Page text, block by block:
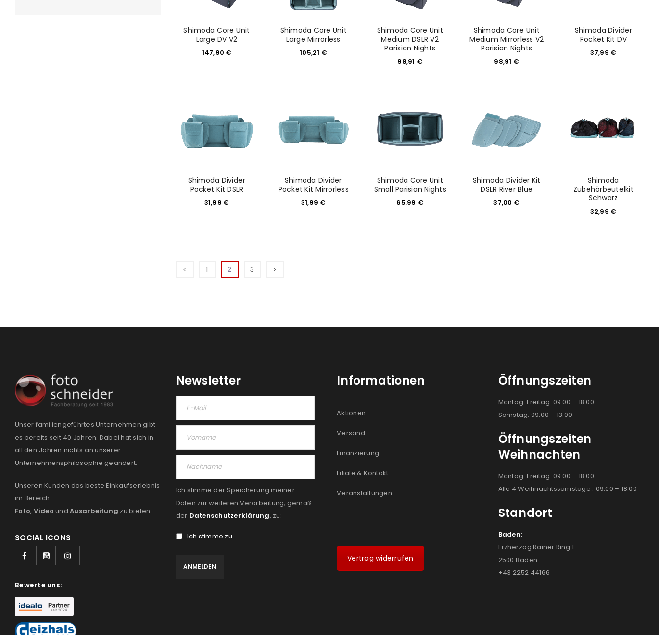
Ja, ich möchte ein Kundenkonto eröffnen und akzeptiere die
REGISTRIEREN
Shimoda Core Unit
Large DV V2
147,90 €
Shimoda Core Unit
Large Mirrorless
105,21 €
Shimoda Core Unit
Medium DSLR V2
Parisian Nights
98,91 €
Shimoda Core Unit
Medium Mirrorless V2
Parisian Nights
98,91 €
Shimoda Divider
Pocket Kit DV
37,99 €
Shimoda Divider
Pocket Kit DSLR
31,99 €
Shimoda Divider
Pocket Kit Mirrorless
31,99 €
Shimoda Core Unit
Small Parisian Nights
65,99 €
Shimoda Divider Kit
DSLR River Blue
37,00 €
Shimoda
Zubehörbeutelkit
Schwarz
32,99 €
1 2 3
Unser familiengeführtes Unternehmen gibt
es bereits seit 40 Jahren. Dabei hat sich in
all den Jahren nichts an unserer
Unternehmensphilosophie geändert:
Unseren Kunden das beste Einkaufserlebnis
im Bereich
Foto, Video und Ausarbeitung zu bieten.
SOCIAL ICONS
Bewerte uns:
Newsletter
Ich stimme der Speicherung meiner
Daten zur weiteren Verarbeitung, gemäß
der Datenschutzerklärung, zu:
Ich stimme zu
Informationen
Aktionen
Versand
Finanzierung
Filiale & Kontakt
Veranstaltungen
Vertrag widerrufen
Öffnungszeiten
Montag-Freitag: 09:00 – 18:00
Samstag: 09:00 – 13:00
Öffnungszeiten
Weihnachten
Montag-Freitag: 09:00 – 18:00
Alle 4 Weihnachtssamstage : 09:00 – 18:00
Standort
Baden:
Erzherzog Rainer Ring 1
2500 Baden
+43 2252 44166